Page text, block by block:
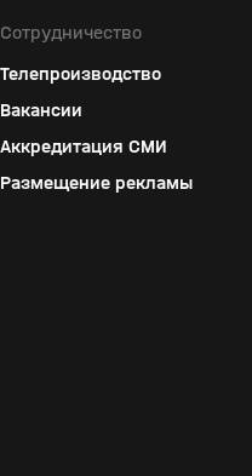
Сотрудничество
Телепроизводство
Вакансии
Аккредитация СМИ
Размещение рекламы